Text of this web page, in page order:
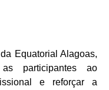
Equatorial Alagoas,
participantes ao
e reforçar a